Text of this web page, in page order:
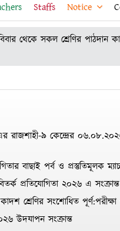
Staffs Notice
থেকে সকল শ্রেণির পাঠদান
রাজশাহী-৯ কেন্দ্রের
বাছাই পর্ব ও প্রস্তুতিমূলক
প্রতিযোগিতা ২০২৬ এ
শ্রেণির সংশোধিত
উদযাপন সংক্রান্ত